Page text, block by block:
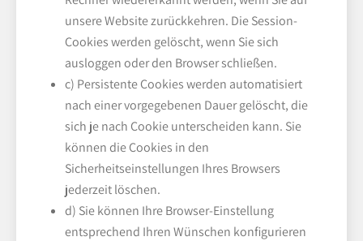
unsere Website zurückkehren. Die Session-
Cookies werden gelöscht, wenn Sie sich
ausloggen oder den Browser schließen.
c) Persistente Cookies werden automatisiert
nach einer vorgegebenen Dauer gelöscht, die
sich je nach Cookie unterscheiden kann. Sie
können die Cookies in den
Sicherheitseinstellungen Ihres Browsers
jederzeit löschen.
d) Sie können Ihre Browser-Einstellung
entsprechend Ihren Wünschen konfigurieren